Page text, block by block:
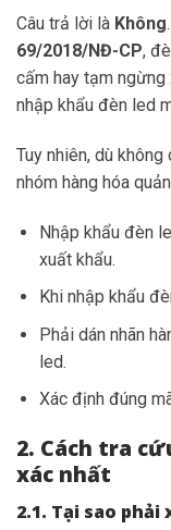
Câu trả lời là Không
69/2018/NĐ-CP,
cấm hay tạm ngừng
nhập khẩu đèn led
Tuy nhiên, dù
nhóm hàng hóa
Nhập khẩu đèn
xuất khẩu.
Khi nhập khẩu
Phải dán nhãn
led.
Xác định đúng
2. Cách tra
xác nhất
2.1. Tại sao phải